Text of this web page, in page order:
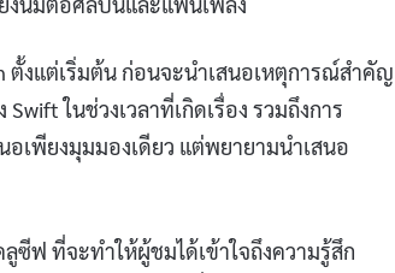
ตั้งแต่เริ่มต้น ก่อนจะนำเสนอเหตุการณ์สำคัญ
ในช่วงเวลาที่เกิดเรื่อง รวมถึงการ
เพียงมุมมองเดียว แต่พยายามนำเสนอ
ฟ ที่จะทำให้ผู้ชมได้เข้าใจถึงความรู้สึก